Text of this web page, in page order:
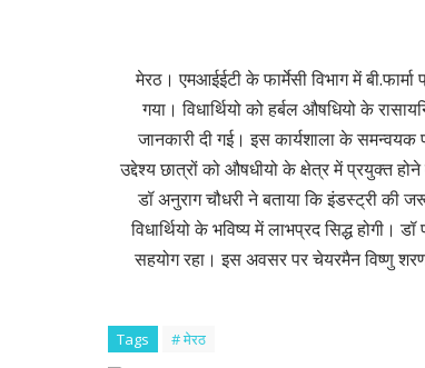
मेरठ। एमआईईटी के फार्मेसी विभाग में
गया। विधार्थियो को हर्बल औषधियो के
जानकारी दी गई। इस कार्यशाला के समन्वयक
उद्देश्य छात्रों को औषधीयो के क्षेत्र में प्रयुक्त
डॉ अनुराग चौधरी ने बताया कि इंडस्ट्री की
विधार्थियो के भविष्य में लाभप्रद सिद्ध
सहयोग रहा। इस अवसर पर चेयरमैन विष्णु शरण
Tags # मेरठ